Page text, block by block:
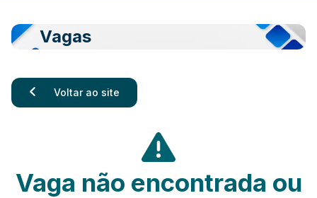
Vagas
Voltar ao site
Vaga não encontrada ou